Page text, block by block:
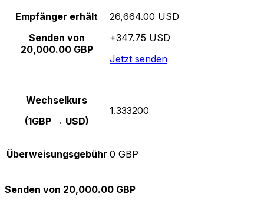
Empfänger erhält
Senden von
20,000.00 GBP
26,664.00 USD
+347.75 USD
Jetzt senden
Wechselkurs
(1GBP → USD)
1.333200
Überweisungsgebühr 0 GBP
Senden von 20,000.00 GBP